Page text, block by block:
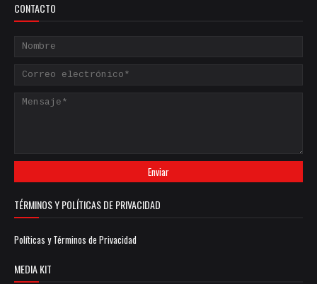
CONTACTO
TÉRMINOS Y POLÍTICAS DE PRIVACIDAD
Políticas y Términos de Privacidad
MEDIA KIT